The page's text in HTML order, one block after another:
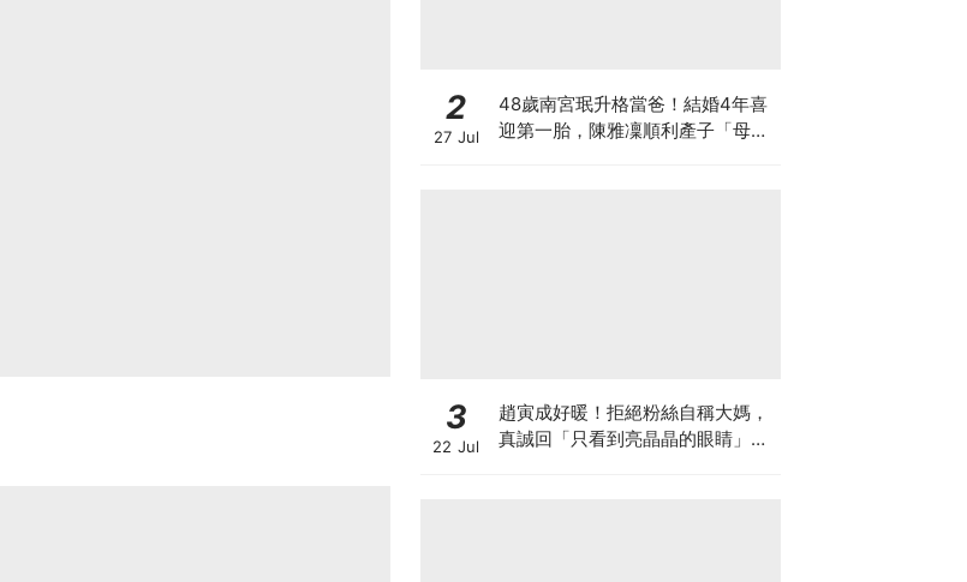
2
27 Jul
48歲南宮珉升格當爸！結婚4年喜
迎第一胎，陳雅凜順利產子「母子
3
22 Jul
趙寅成好暖！拒絕粉絲自稱大媽，
真誠回「只看到亮晶晶的眼睛」網